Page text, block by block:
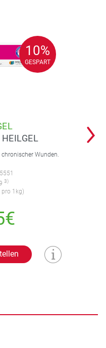
10%
GESPART
10%
GESPART
Wunden.
3)
pro 1kg)